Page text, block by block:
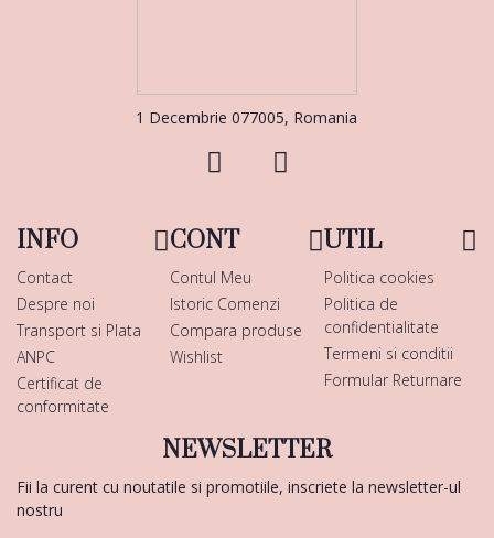
1 Decembrie 077005, Romania
INFO
Contact
Despre noi
Transport si Plata
ANPC
Certificat de
conformitate
CONT
Contul Meu
Istoric Comenzi
Compara produse
Wishlist
UTIL
Politica cookies
Politica de
confidentialitate
Termeni si conditii
Formular Returnare
NEWSLETTER
Fii la curent cu noutatile si promotiile, inscriete la newsletter-ul
nostru